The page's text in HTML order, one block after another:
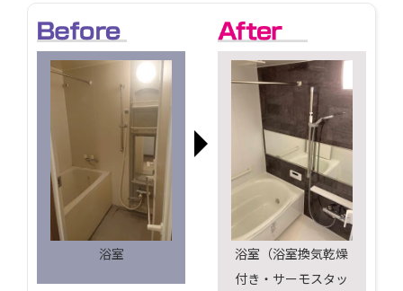
浴室
浴室（浴室換気乾燥
付き・サーモスタッ